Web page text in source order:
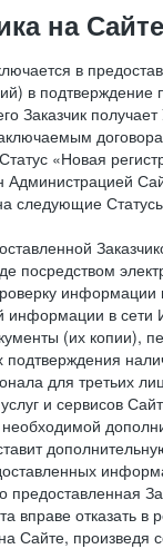
на Сайте
в
в
Заказчик
«Новая
Администрацией
следующие
посредством
информации
в
(их копии),
для третьих
и сервисов
предоставленная
вправе отказать
Сайте, произведя